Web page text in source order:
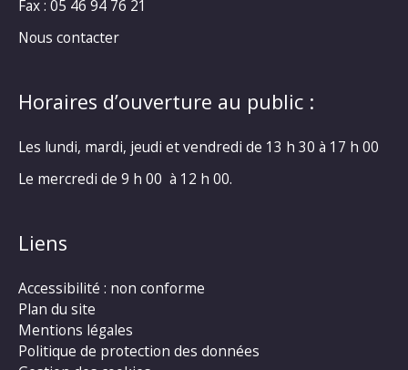
Fax : 05 46 94 76 21
Nous contacter
Horaires d’ouverture au public :
Les lundi, mardi, jeudi et vendredi de 13 h 30 à 17 h 00
Le mercredi de 9 h 00 à 12 h 00.
Liens
Accessibilité : non conforme
Plan du site
Mentions légales
Politique de protection des données